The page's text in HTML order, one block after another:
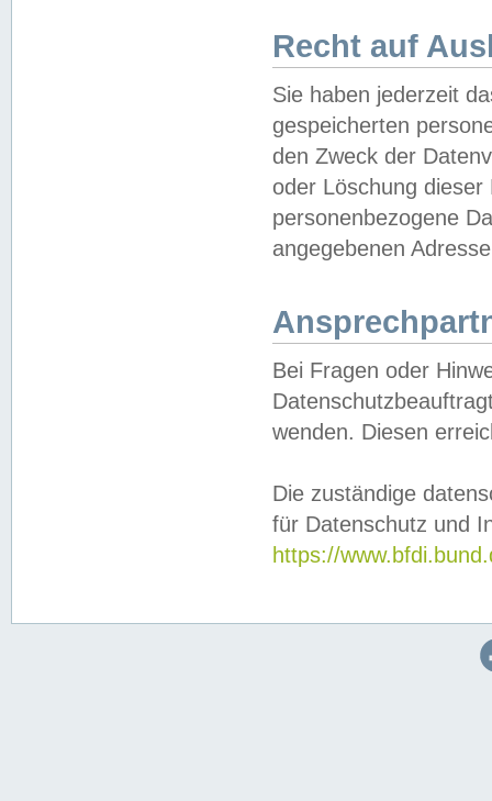
Recht auf
Sie haben jederzeit
gespeicherten
den Zweck der
oder Löschung
personenbezogene
angegebenen
Bei Fragen oder
wenden. Diesen
Die zuständige
für Datenschutz und
https://